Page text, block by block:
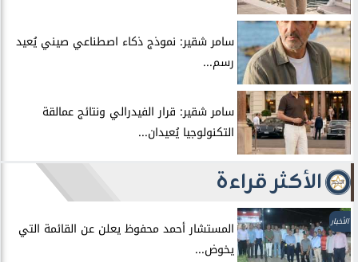
سامر شقير: نموذج ذكاء اصطناعي صيني يُعيد
رسم...
سامر شقير: قرار الفيدرالي ونتائج عمالقة
التكنولوجيا يُعيدان...
الأكثر قراءة
الأخبار
المستشار أحمد محفوظ يعلن عن القائمة التي
يخوض...